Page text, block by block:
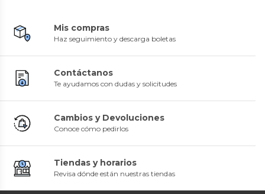
Mis compras
Haz seguimiento y descarga boletas
Contáctanos
Te ayudamos con dudas y solicitudes
Cambios y Devoluciones
Conoce cómo pedirlos
Tiendas y horarios
Revisa dónde están nuestras tiendas